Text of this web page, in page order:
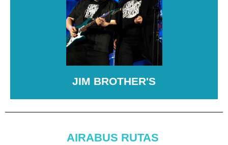
JIM BROTHER'S
JIM BROTHER'S
Jim Brothers es una banda española que homenajea
al rock clásico de los 70, 80 y 90, liderada por el
músico Juan Carlos Jiménez. Su repertorio incluye
éxitos de Queen, Led Zeppelin y Deep Purple.
AIRABUS RUTAS